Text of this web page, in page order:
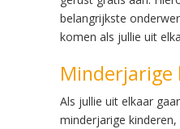
belangrijkste
komen als jullie uit
Minderjarige
Als jullie uit elkaar
minderjarige